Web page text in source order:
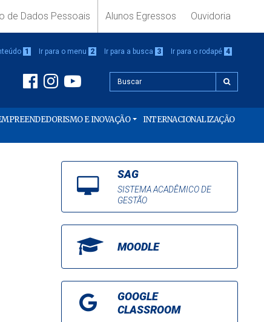
de Dados Pessoais Alunos Egressos Ouvidoria
1 Ir para o menu 2 Ir para a busca 3 Ir para o rodapé 4
E INOVAÇÃO INTERNACIONALIZAÇÃO
SAG
SISTEMA ACADÊMICO DE
GESTÃO
MOODLE
GOOGLE
CLASSROOM